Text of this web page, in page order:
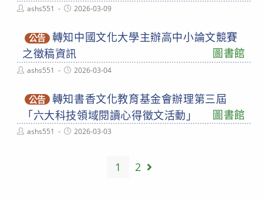
Postashs551
Post2026-03-09
公告 轉知中國文化大學主辦高中小論文競賽
之徵稿資訊
圖書館
Postashs551
Post2026-03-04
公告 轉知書香文化教育基金會辦理第三屆
「六大科技領域閱讀心得徵文活動」
圖書館
Postashs551
Post2026-03-03
1 2 Go to the next page